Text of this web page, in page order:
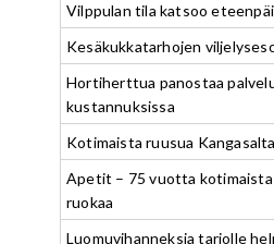
Vilppulan tila katsoo
Kesäkukkatarhojen
Hortiherttua panostaa
kustannuksissa
Kotimaista ruusua Kangasalta
Apetit – 75 vuotta kotimaista
ruokaa
Luomuvihanneksia tarjolle